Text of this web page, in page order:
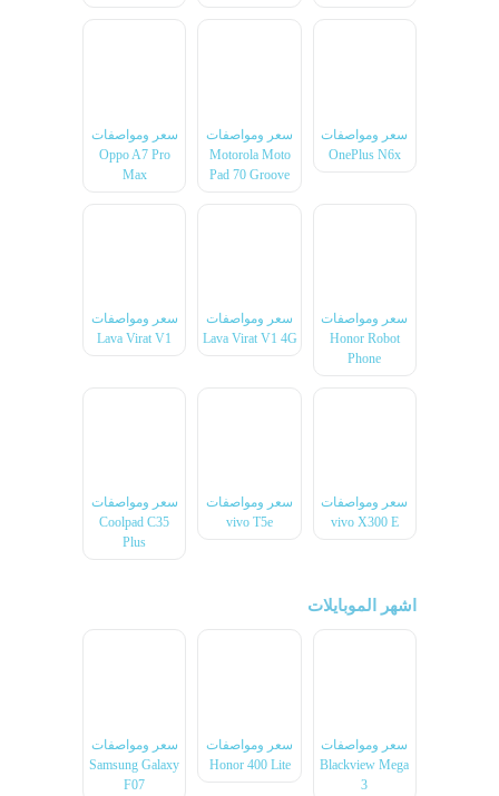
سعر ومواصفات
OnePlus N6x
سعر ومواصفات
Motorola Moto
Pad 70 Groove
سعر ومواصفات
Oppo A7 Pro
Max
سعر ومواصفات
Honor Robot
Phone
سعر ومواصفات
Lava Virat V1 4G
سعر ومواصفات
Lava Virat V1
سعر ومواصفات
vivo X300 E
سعر ومواصفات
vivo T5e
سعر ومواصفات
Coolpad C35
Plus
اشهر الموبايلات
سعر ومواصفات
Blackview Mega
3
سعر ومواصفات
Honor 400 Lite
سعر ومواصفات
Samsung Galaxy
F07